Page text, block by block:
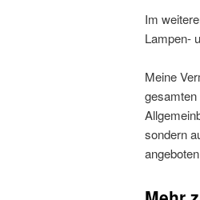
Im
Lampen-
Meine
sondern